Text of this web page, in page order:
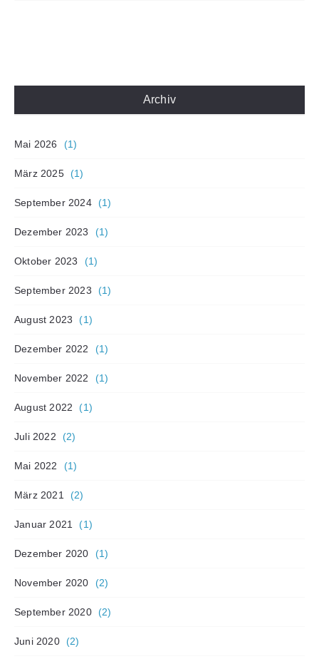
Archiv
Mai 2026 (1)
März 2025 (1)
September 2024 (1)
Dezember 2023 (1)
Oktober 2023 (1)
September 2023 (1)
August 2023 (1)
Dezember 2022 (1)
November 2022 (1)
August 2022 (1)
Juli 2022 (2)
Mai 2022 (1)
März 2021 (2)
Januar 2021 (1)
Dezember 2020 (1)
November 2020 (2)
September 2020 (2)
Juni 2020 (2)